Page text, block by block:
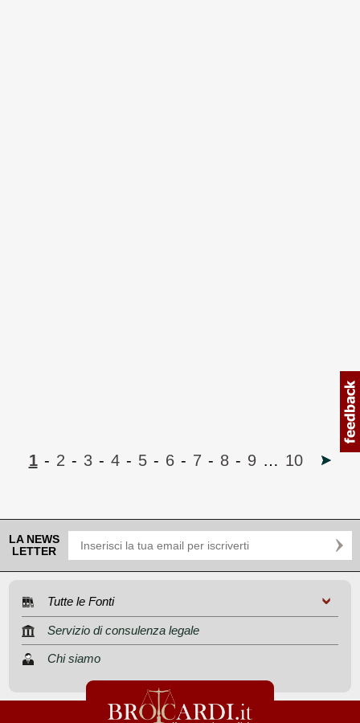
1 - 2 - 3 - 4 - 5 - 6 - 7 - 8 - 9 … 10
LA NEWS
LETTER
Tutte le Fonti
Servizio di consulenza legale
Chi siamo